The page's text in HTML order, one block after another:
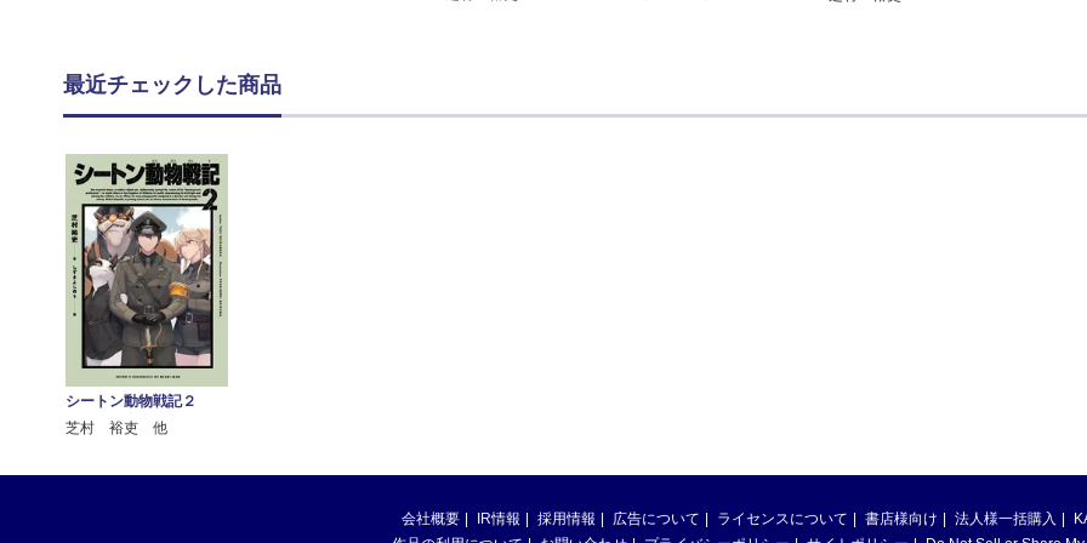
最近チェックした商品
シートン動物戦記２
芝村 裕吏 他
会社概要 IR情報 採用情報 広告について ライセンスについて 書店様向け 法人様一括購入